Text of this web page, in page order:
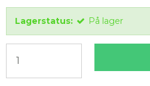
Lagerstatus: På lager